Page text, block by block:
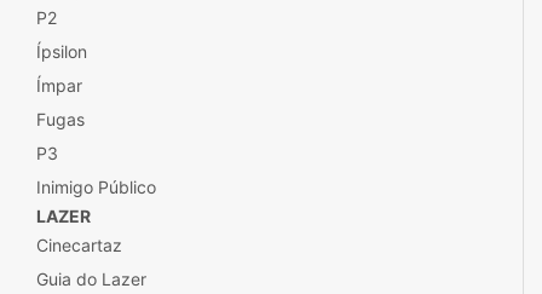
P2
Ípsilon
Ímpar
Fugas
P3
Inimigo Público
LAZER
Cinecartaz
Guia do Lazer